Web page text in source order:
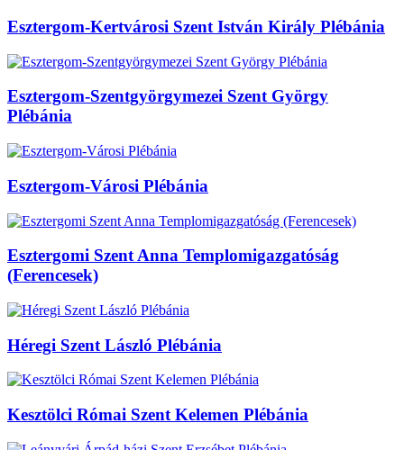
Esztergom-Kertvárosi Szent István Király Plébánia
Esztergom-Szentgyörgymezei Szent György
Plébánia
Esztergom-Városi Plébánia
Esztergomi Szent Anna Templomigazgatóság
(Ferencesek)
Héregi Szent László Plébánia
Kesztölci Római Szent Kelemen Plébánia